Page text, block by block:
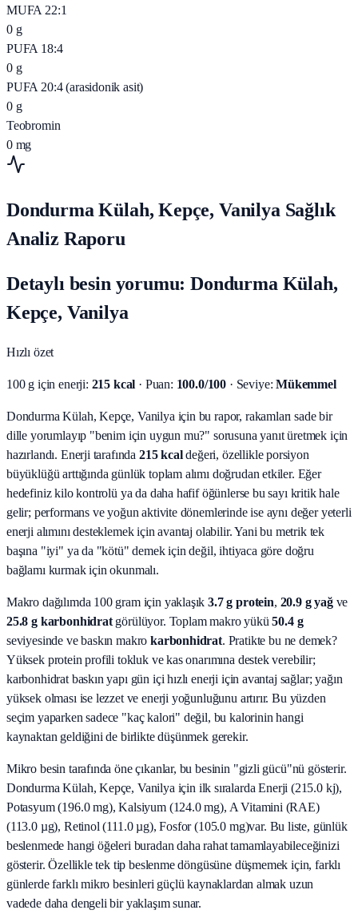
MUFA 22:1
0 g
PUFA 18:4
0 g
PUFA 20:4 (arasidonik asit)
0 g
Teobromin
0 mg
Dondurma Külah, Kepçe, Vanilya Sağlık
Analiz Raporu
Detaylı besin yorumu: Dondurma Külah,
Kepçe, Vanilya
Hızlı özet
100 g için enerji: 215 kcal · Puan: 100.0/100 · Seviye: Mükemmel
Dondurma Külah, Kepçe, Vanilya için bu rapor, rakamları sade bir
dille yorumlayıp "benim için uygun mu?" sorusuna yanıt üretmek için
hazırlandı. Enerji tarafında 215 kcaldeğeri, özellikle porsiyon
büyüklüğü arttığında günlük toplam alımı doğrudan etkiler. Eğer
hedefiniz kilo kontrolü ya da daha hafif öğünlerse bu sayı kritik hale
gelir; performans ve yoğun aktivite dönemlerinde ise aynı değer yeterli
enerji alımını desteklemek için avantaj olabilir. Yani bu metrik tek
başına "iyi" ya da "kötü" demek için değil, ihtiyaca göre doğru
bağlamı kurmak için okunmalı.
Makro dağılımda 100 gram için yaklaşık3.7g protein, 20.9g yağve
25.8 g karbonhidratgörülüyor. Toplam makro yükü50.4g
seviyesinde ve baskın makro karbonhidrat. Pratikte bu ne demek?
Yüksek protein profili tokluk ve kas onarımına destek verebilir;
karbonhidrat baskın yapı gün içi hızlı enerji için avantaj sağlar; yağın
yüksek olması ise lezzet ve enerji yoğunluğunu artırır. Bu yüzden
seçim yaparken sadece "kaç kalori" değil, bu kalorinin hangi
kaynaktan geldiğini de birlikte düşünmek gerekir.
Mikro besin tarafında öne çıkanlar, bu besinin "gizli gücü"nü gösterir.
Dondurma Külah, Kepçe, Vanilya için ilk sıralarda Enerji (215.0 kj),
Potasyum (196.0 mg), Kalsiyum (124.0 mg), A Vitamini (RAE)
(113.0 µg), Retinol (111.0 µg), Fosfor (105.0 mg)var. Bu liste, günlük
beslenmede hangi öğeleri buradan daha rahat tamamlayabileceğinizi
gösterir. Özellikle tek tip beslenme döngüsüne düşmemek için, farklı
günlerde farklı mikro besinleri güçlü kaynaklardan almak uzun
vadede daha dengeli bir yaklaşım sunar.